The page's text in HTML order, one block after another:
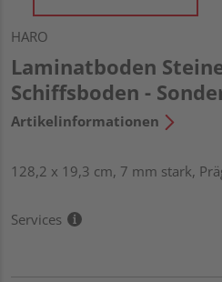
HARO
Laminatboden
Schiffsboden -
Artikelinformationen
128,2 x 19,3 cm, 7 mm stark,
Services